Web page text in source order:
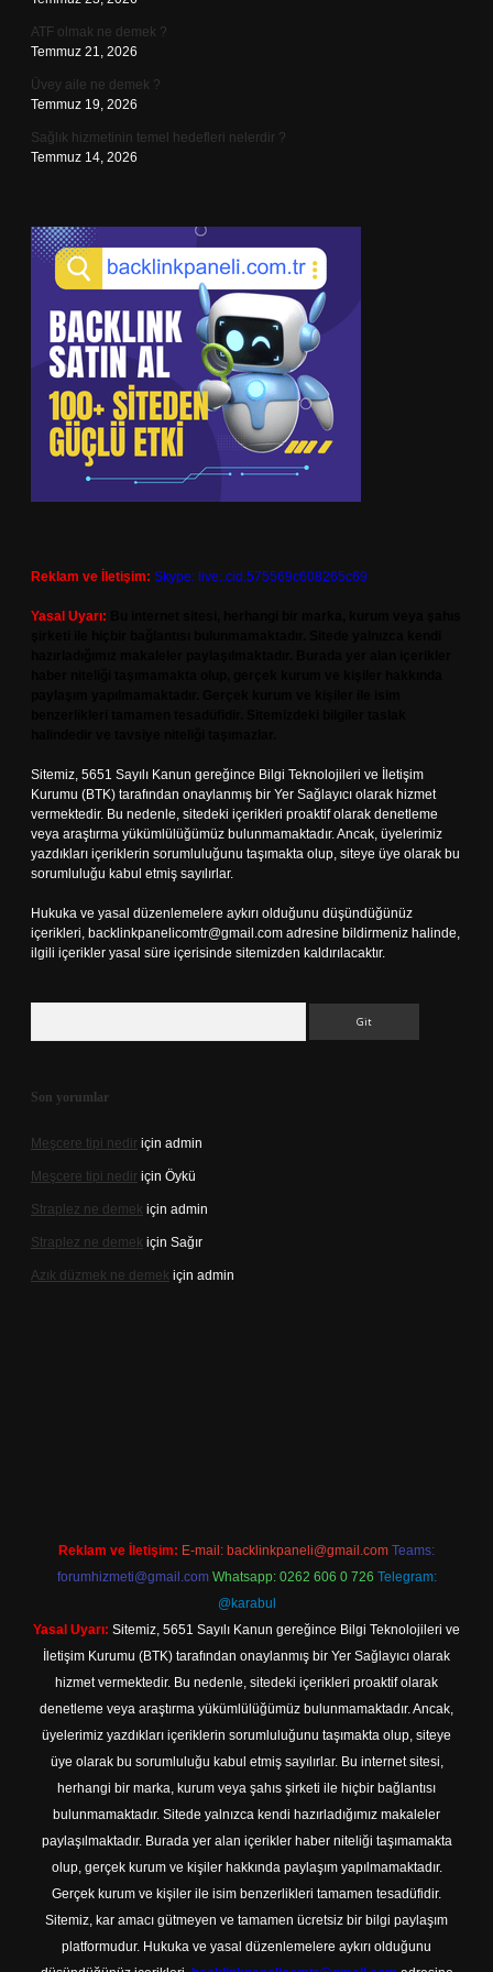
ATF olmak ne demek ?
Temmuz 21, 2026
Üvey aile ne demek ?
Temmuz 19, 2026
Sağlık hizmetinin temel hedefleri nelerdir ?
Temmuz 14, 2026
Reklam ve İletişim: Skype: live:.cid.575569c608265c69
Yasal Uyarı:
Sitemiz, 5651 Sayılı Kanun gereğince Bilgi Teknolojileri ve İletişim
Kurumu (BTK) tarafından onaylanmış bir Yer Sağlayıcı olarak hizmet
vermektedir. Bu nedenle, sitedeki içerikleri proaktif olarak denetleme
veya araştırma yükümlülüğümüz bulunmamaktadır. Ancak, üyelerimiz
yazdıkları içeriklerin sorumluluğunu taşımakta olup, siteye üye olarak bu
sorumluluğu kabul etmiş sayılırlar.
Hukuka ve yasal düzenlemelere aykırı olduğunu düşündüğünüz
içerikleri, backlinkpanelicomtr@gmail.com adresine bildirmeniz halinde,
ilgili içerikler yasal süre içerisinde sitemizden kaldırılacaktır.
Son yorumlar
Meşcere tipi nedir için admin
Meşcere tipi nedir için Öykü
Straplez ne demek için admin
Straplez ne demek için Sağır
Azık düzmek ne demek için admin
Reklam ve İletişim: E-mail: backlinkpaneli@gmail.com Teams:
forumhizmeti@gmail.com Whatsapp: 0262 606 0 726 Telegram:
@karabul
Yasal Uyarı: Sitemiz, 5651 Sayılı Kanun gereğince Bilgi Teknolojileri ve
İletişim Kurumu (BTK) tarafından onaylanmış bir Yer Sağlayıcı olarak
hizmet vermektedir. Bu nedenle, sitedeki içerikleri proaktif olarak
denetleme veya araştırma yükümlülüğümüz bulunmamaktadır. Ancak,
üyelerimiz yazdıkları içeriklerin sorumluluğunu taşımakta olup, siteye
üye olarak bu sorumluluğu kabul etmiş sayılırlar. Bu internet sitesi,
herhangi bir marka, kurum veya şahıs şirketi ile hiçbir bağlantısı
bulunmamaktadır. Sitede yalnızca kendi hazırladığımız makaleler
paylaşılmaktadır. Burada yer alan içerikler haber niteliği taşımamakta
olup, gerçek kurum ve kişiler hakkında paylaşım yapılmamaktadır.
Gerçek kurum ve kişiler ile isim benzerlikleri tamamen tesadüfidir.
Sitemiz, kar amacı gütmeyen ve tamamen ücretsiz bir bilgi paylaşım
platformudur. Hukuka ve yasal düzenlemelere aykırı olduğunu